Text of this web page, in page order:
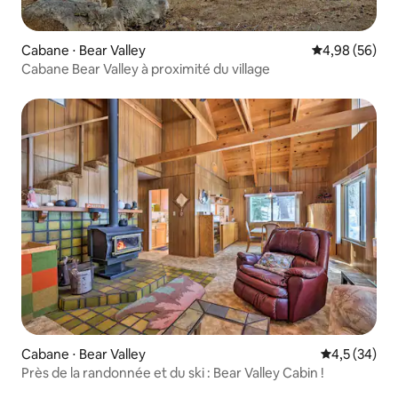
Cabane ⋅ Bear Valley Évaluation
4,98 (56)
Cabane Bear Valley à proximité du village
Cabane ⋅ Bear Valley Évaluation
4,5 (34)
Près de la randonnée et du ski : Bear Valley Cabin !